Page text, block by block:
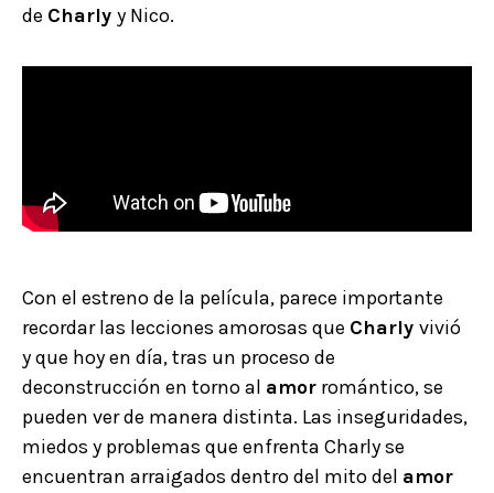
de Charly y Nico.
Con el estreno de la película, parece importante
recordar las lecciones amorosas que Charly vivió
y que hoy en día, tras un proceso de
deconstrucción en torno al amor romántico, se
pueden ver de manera distinta. Las inseguridades,
miedos y problemas que enfrenta Charly se
encuentran arraigados dentro del mito del amor